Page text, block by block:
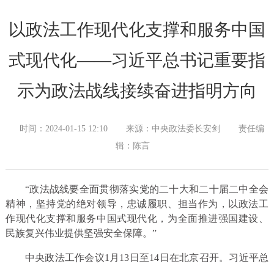
以政法工作现代化支撑和服务中国
式现代化——习近平总书记重要指
示为政法战线接续奋进指明方向
时间：2024-01-15 12:10 来源：中央政法委长安剑
责任编
辑：陈言
“政法战线要全面贯彻落实党的二十大和二十届二中全会
精神，坚持党的绝对领导，忠诚履职、担当作为，以政法工
作现代化支撑和服务中国式现代化，为全面推进强国建设、
民族复兴伟业提供坚强安全保障。”
中央政法工作会议1月13日至14日在北京召开。习近平总